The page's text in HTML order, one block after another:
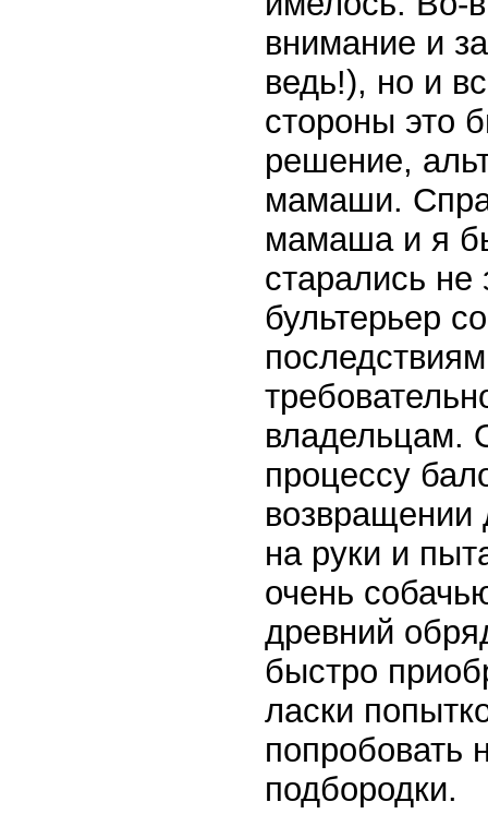
внимание и
ведь!), но и
стороны это
решение,
мамаши.
мамаша и я
старались не
бультерьер
владельцам.
процессу
на руки и
очень
древний
быстро
ласки
попробовать
подбородки.